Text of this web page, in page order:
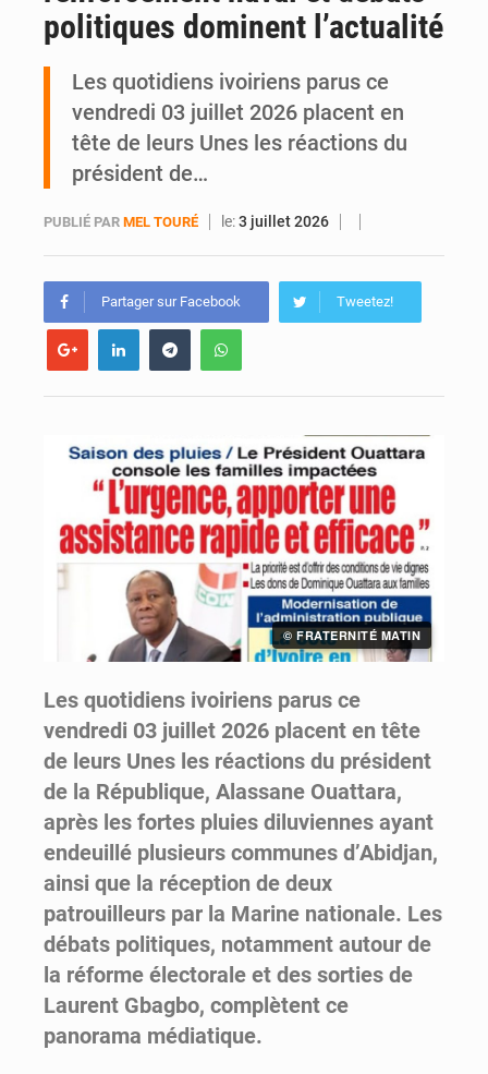
SOTRA / Yopougon : la gare Kouté délocalisée temporairement vers SIDECI pour la fête de l’Indépendance
politiques dominent l’actualité
Les quotidiens ivoiriens parus ce
vendredi 03 juillet 2026 placent en
tête de leurs Unes les réactions du
président de…
PUBLIÉ PAR MEL TOURÉ le:3 juillet 2026
Partager sur Facebook Tweetez!
© FRATERNITÉ MATIN
Les quotidiens ivoiriens parus ce
vendredi 03 juillet 2026 placent en tête
de leurs Unes les réactions du président
de la République, Alassane Ouattara,
après les fortes pluies diluviennes ayant
endeuillé plusieurs communes d’Abidjan,
ainsi que la réception de deux
patrouilleurs par la Marine nationale. Les
débats politiques, notamment autour de
la réforme électorale et des sorties de
Laurent Gbagbo, complètent ce
panorama médiatique.